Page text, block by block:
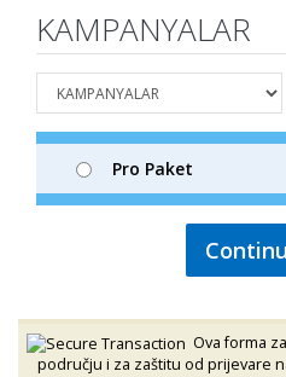
KAMPANYALAR
Pro Paket
Ova forma
području i za zaštitu od prijevare